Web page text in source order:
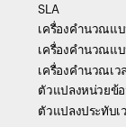
SLA
เครื่องคำนวณแ
เครื่องคำนวณแ
เครื่องคำนวณเว
ตัวแปลงหน่วยข้
ตัวแปลงประทับเ